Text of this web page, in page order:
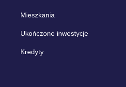
Mieszkania
Ukończone inwestycje
Kredyty